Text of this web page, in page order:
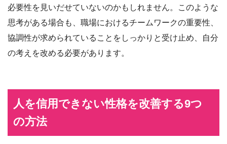
必要性を見いだせていないのかもしれません。このような
思考がある場合も、職場におけるチームワークの重要性、
協調性が求められていることをしっかりと受け止め、自分
の考えを改める必要があります。
人を信用できない性格を改善する9つ
の方法